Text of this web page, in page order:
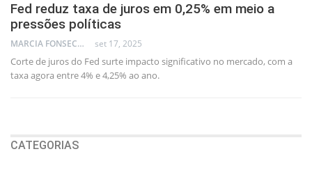
Fed reduz taxa de juros em 0,25% em meio a
pressões políticas
MARCIA FONSECA - FINANCIAL CONSULTANT set 17, 2025
Corte de juros do Fed surte impacto significativo no mercado, com a
taxa agora entre 4% e 4,25% ao ano.
CATEGORIAS